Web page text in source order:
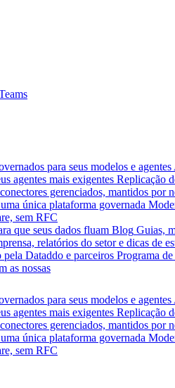
para seus modelos e agentes
agentes mais exigentes Replicação
gerenciados, mantidos por
única plataforma governada
sem RFC
que seus dados fluam Blog Guias,
relatórios do setor e dicas de
pela Dataddo e parceiros Programa
as nossas
para seus modelos e agentes
agentes mais exigentes Replicação
gerenciados, mantidos por
única plataforma governada
sem RFC